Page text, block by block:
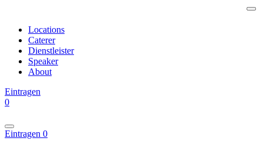
Locations
Caterer
Dienstleister
Speaker
About
Eintragen
0
Eintragen 0